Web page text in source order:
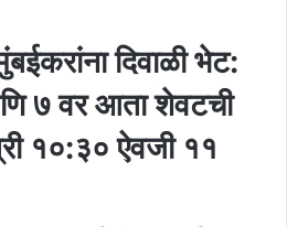
दिवाळी भेट:
७ वर आता शेवटची
१०:३० ऐवजी ११